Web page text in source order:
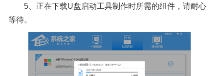
5、正在下载U盘启动工具制作时所需的组件，请耐心
等待。